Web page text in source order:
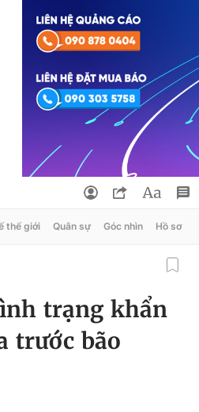
thế giới Quân sự Góc nhìn Hồ sơ
trạng khẩn
trước bão